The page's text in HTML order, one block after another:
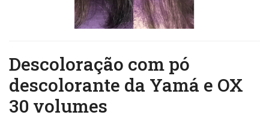
Descoloração com pó
descolorante da Yamá e OX
30 volumes